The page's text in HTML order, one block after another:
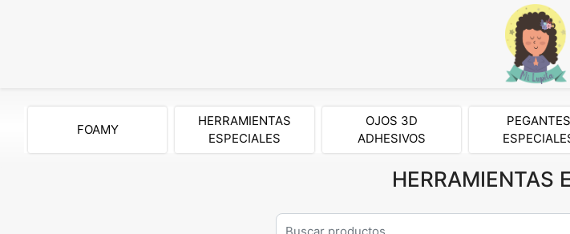
FOAMY
HERRAMIENTAS
ESPECIALES
OJOS 3D
ADHESIVOS
PEGANTES
HERRAMIENTAS